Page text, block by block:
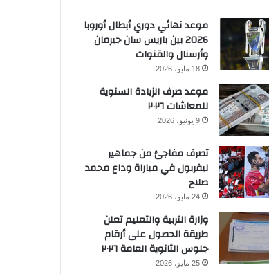
موعد نهائي دوري أبطال أوروبا
2026 بين باريس سان جيرمان
وأرسنال والقنوات
18 مايو، 2026
موعد صرف الزيادة السنوية
للمعاشات ٢٠٢٦
9 يونيو، 2026
تصرف مفاجئ من جماهير
ليفربول في مباراة وداع محمد
صلاح
24 مايو، 2026
وزارة التربية والتعليم تعلن
طريقة الحصول على أرقام
جلوس الثانوية العامة ٢٠٢٦
25 مايو، 2026